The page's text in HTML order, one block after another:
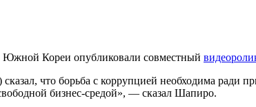
Кореи опубликовали совместный
что борьба с коррупцией необходима ради
бизнес-средой», — сказал Шапиро.